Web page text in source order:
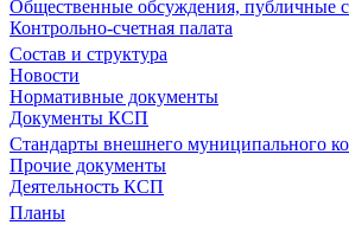
Общественные обсуждения, публичные
Контрольно-счетная палата
Состав и структура
Новости
Нормативные документы
Документы КСП
Стандарты внешнего муниципального
Прочие документы
Деятельность КСП
Планы